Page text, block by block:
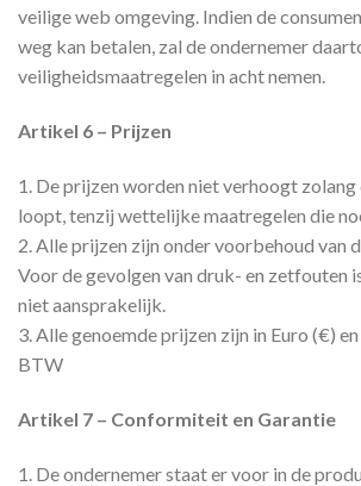
veilige web omgeving. Indien de
weg kan betalen, zal de ondernemer
veiligheidsmaatregelen in acht nemen.
Artikel 6 – Prijzen
1. De prijzen worden niet verhoogt
loopt, tenzij wettelijke maatregelen die
2. Alle prijzen zijn onder voorbehoud van
Voor de gevolgen van druk- en zetfouten
niet aansprakelijk.
3. Alle genoemde prijzen zijn in Euro (€)
BTW
Artikel 7 – Conformiteit en Garantie
1. De ondernemer staat er voor in de